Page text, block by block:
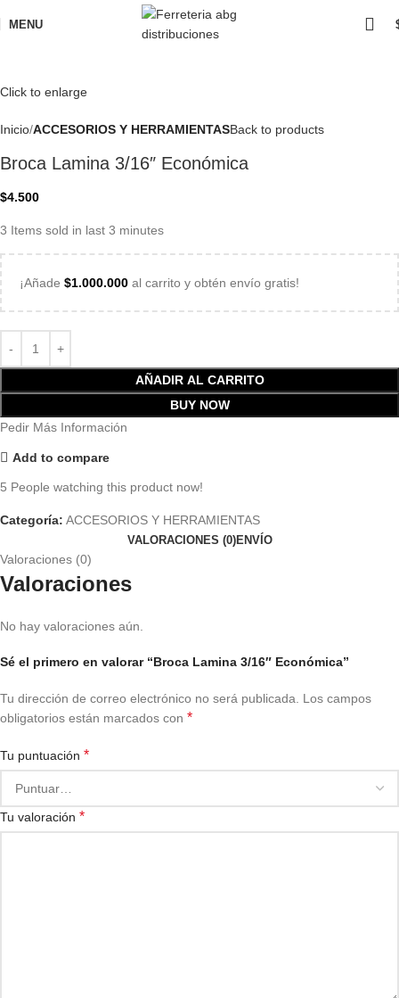
MENU
Click to enlarge
Inicio ACCESORIOS Y HERRAMIENTASBack to products
Broca Lamina 3/16″ Económica
$4.500
3 Items sold in last 3 minutes
¡Añade $1.000.000 al carrito y obtén envío gratis!
AÑADIR AL CARRITO
BUY NOW
Pedir Más Información
Add to compare
5 People watching this product now!
Categoría: ACCESORIOS Y HERRAMIENTAS
VALORACIONES (0)ENVÍO
Valoraciones (0)
Valoraciones
No hay valoraciones aún.
Sé el primero en valorar “Broca Lamina 3/16″ Económica”
Tu dirección de correo electrónico no será publicada. Los campos
obligatorios están marcados con *
Tu puntuación *
Tu valoración *